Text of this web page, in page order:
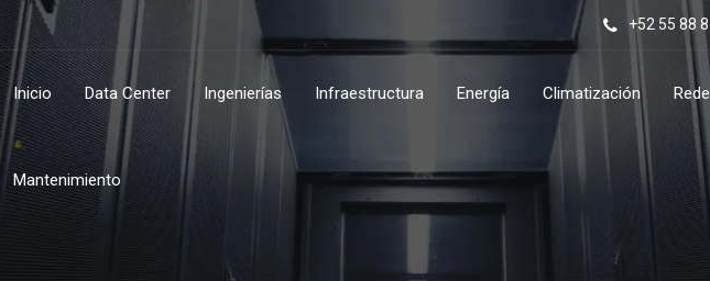
+52 55 88
Inicio Data Center Ingenierías Infraestructura Energía Climatización
Mantenimiento